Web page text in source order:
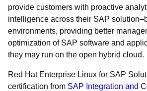
provide customers with proactive
intelligence across their SAP
environments, providing better
optimization of SAP software and
they may run on the open hybrid cloud.
Red Hat Enterprise Linux for SAP
certification from SAP Integration and